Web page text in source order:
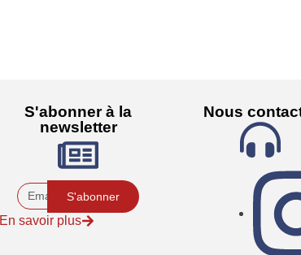
S'abonner à la
newsletter
S'abonner
En savoir plus
Nous